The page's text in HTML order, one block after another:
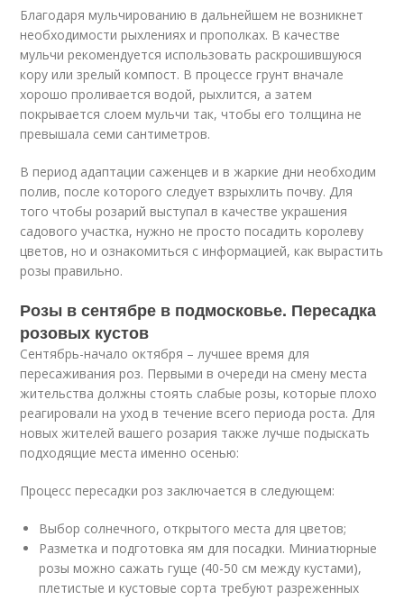
Благодаря мульчированию в дальнейшем не возникнет
необходимости рыхлениях и прополках. В качестве
мульчи рекомендуется использовать раскрошившуюся
кору или зрелый компост. В процессе грунт вначале
хорошо проливается водой, рыхлится, а затем
покрывается слоем мульчи так, чтобы его толщина не
превышала семи сантиметров.
В период адаптации саженцев и в жаркие дни необходим
полив, после которого следует взрыхлить почву. Для
того чтобы розарий выступал в качестве украшения
садового участка, нужно не просто посадить королеву
цветов, но и ознакомиться с информацией, как вырастить
розы правильно.
Розы в сентябре в подмосковье. Пересадка
розовых кустов
Сентябрь-начало октября – лучшее время для
пересаживания роз. Первыми в очереди на смену места
жительства должны стоять слабые розы, которые плохо
реагировали на уход в течение всего периода роста. Для
новых жителей вашего розария также лучше подыскать
подходящие места именно осенью:
Процесс пересадки роз заключается в следующем:
Выбор солнечного, открытого места для цветов;
Разметка и подготовка ям для посадки. Миниатюрные
розы можно сажать гуще (40-50 см между кустами),
плетистые и кустовые сорта требуют разреженных